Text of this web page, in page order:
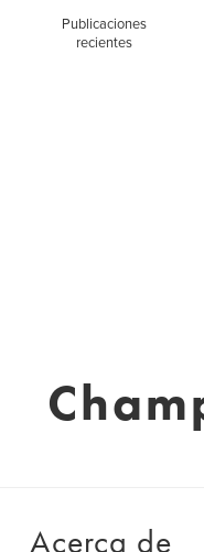
Publicaciones
recientes
Acerca de